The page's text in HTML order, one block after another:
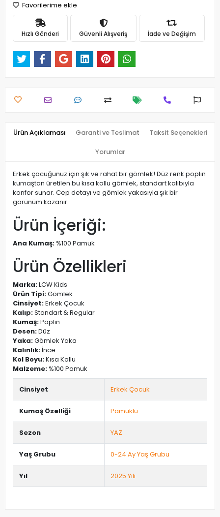
Favorilerime ekle
Hızlı Gönderi Güvenli Alışveriş İade ve Değişim
Ürün Açıklaması Garanti ve Teslimat Taksit Seçenekleri
Yorumlar
Erkek çocuğunuz için şık ve rahat bir gömlek! Düz renk poplin
kumaştan üretilen bu kısa kollu gömlek, standart kalıbıyla
konfor sunar. Cep detayı ve gömlek yakasıyla şık bir
görünüm kazanır.
Ürün İçeriği:
Ana Kumaş: %100 Pamuk
Ürün Özellikleri
Marka:LCW Kids
Ürün Tipi:Gömlek
Cinsiyet:Erkek Çocuk
Kalıp:Standart & Regular
Kumaş:Poplin
Desen:Düz
Yaka:Gömlek Yaka
Kalınlık: İnce
Kol Boyu:Kısa Kollu
Malzeme: %100 Pamuk
Cinsiyet Erkek Çocuk
Kumaş Özelliği Pamuklu
Sezon YAZ
Yaş Grubu 0-24 Ay Yaş Grubu
Yıl 2025 Yılı